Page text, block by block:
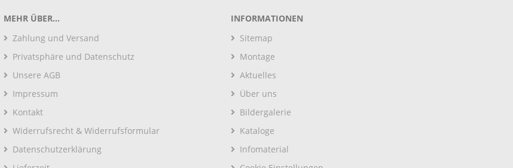
MEHR ÜBER...
Zahlung und Versand
Privatsphäre und Datenschutz
Unsere AGB
Impressum
Kontakt
Widerrufsrecht & Widerrufsformular
Datenschutzerklärung
INFORMATIONEN
Sitemap
Montage
Aktuelles
Über uns
Bildergalerie
Kataloge
Infomaterial